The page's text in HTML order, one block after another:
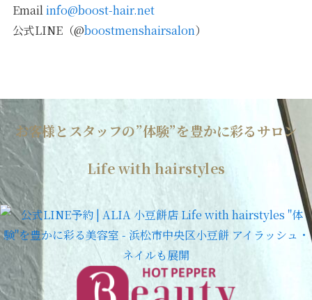
Emailinfo@boost-hair.net
公式LINE（@boostmenshairsalon）
お客様とスタッフの”体験”を豊かに彩るサロン
Life with hairstyles